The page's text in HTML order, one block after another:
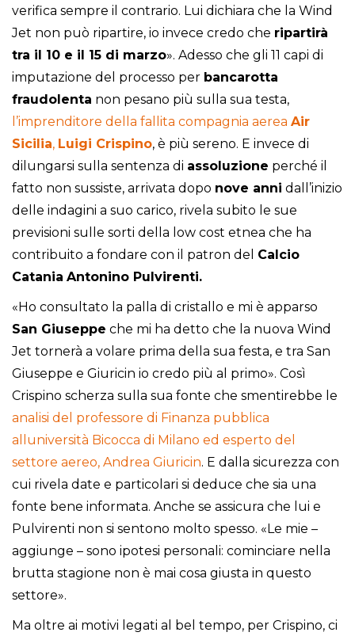
verifica sempre il contrario. Lui dichiara che la Wind
Jet non può ripartire, io invece credo che ripartirà
tra il 10 e il 15 di marzo». Adesso che gli 11 capi di
imputazione del processo per bancarotta
fraudolenta non pesano più sulla sua testa,
l’imprenditore della fallita compagnia aerea Air
Sicilia, Luigi Crispino, è più sereno. E invece di
dilungarsi sulla sentenza di assoluzione perché il
fatto non sussiste, arrivata dopo nove anni dall’inizio
delle indagini a suo carico, rivela subito le sue
previsioni sulle sorti della low cost etnea che ha
contribuito a fondare con il patron del Calcio
Catania Antonino Pulvirenti.
«Ho consultato la palla di cristallo e mi è apparso
San Giuseppe che mi ha detto che la nuova Wind
Jet tornerà a volare prima della sua festa, e tra San
Giuseppe e Giuricin io credo più al primo». Così
Crispino scherza sulla sua fonte che smentirebbe le
analisi del professore di Finanza pubblica
alluniversità Bicocca di Milano ed esperto del
settore aereo, Andrea Giuricin. E dalla sicurezza con
cui rivela date e particolari si deduce che sia una
fonte bene informata. Anche se assicura che lui e
Pulvirenti non si sentono molto spesso. «Le mie –
aggiunge – sono ipotesi personali: cominciare nella
brutta stagione non è mai cosa giusta in questo
settore».
Ma oltre ai motivi legati al bel tempo, per Crispino, ci